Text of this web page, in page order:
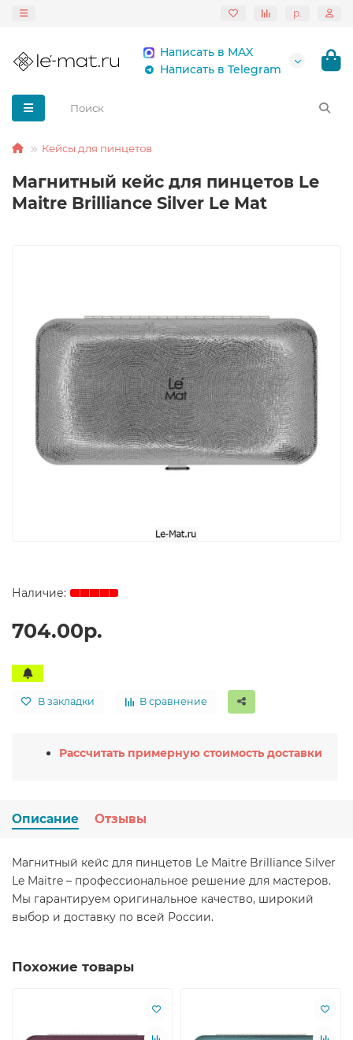
р.
Написать в MAX
Написать в Telegram
Кейсы для пинцетов
Магнитный кейс для пинцетов Le
Maitre Brilliance Silver Le Mat
704.00р.
В закладки В сравнение
Рассчитать примерную стоимость доставки
Описание Отзывы
Магнитный кейс для пинцетов Le Maitre Brilliance Silver
Le Maitre – профессиональное решение для мастеров.
Мы гарантируем оригинальное качество, широкий
выбор и доставку по всей России.
Похожие товары